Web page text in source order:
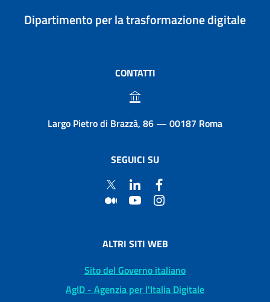
Dipartimento per la trasformazione digitale
CONTATTI
Largo Pietro di Brazzà, 86 — 00187 Roma
SEGUICI SU
ALTRI SITI WEB
Sito del Governo italiano
AgID - Agenzia per l'Italia Digitale